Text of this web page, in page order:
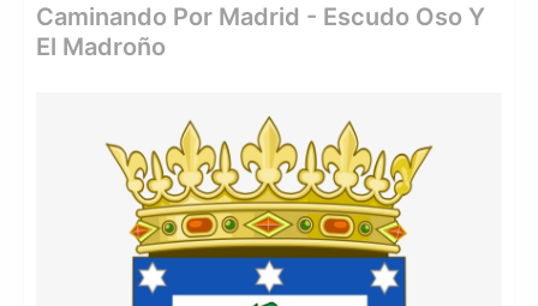
Caminando Por Madrid - Escudo Oso Y
El Madroño